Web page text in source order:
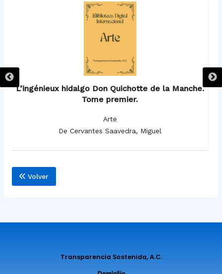
L’ingénieux hidalgo Don Quichotte de la Manche.
Tome premier.
Arte
De Cervantes Saavedra, Miguel
Volver
Transparencia Sostenida, A.C.